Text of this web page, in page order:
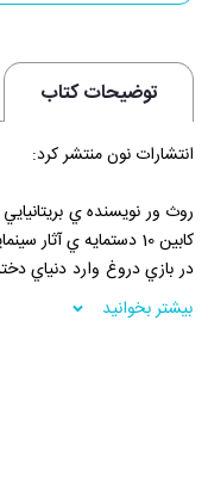
توضیحات کتاب
انتشارات نون منتشر کرد:
روث ور نويسنده ي
کابين 10 دستمايه ي آثار سينمايي و تلويزيوني قرار گرفته است. اين نويسنده ي جوان را «آگاتا کريستي عصر حاضر» ناميده اند.
در بازي دروغ وارد دنياي
سه قانون ساده خلاصه مي شود:
قانون اول: دروغ بگو؛
بیشتر بخوانید